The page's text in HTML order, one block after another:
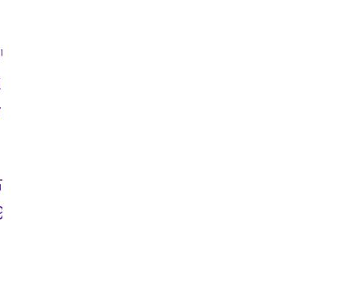
מבוגרים בבית אבות לגן ילדים, מסביר שאנשים מעל גיל
וזו סוגיה מורכבת", הוא אומר, "והעקרונות
"אם את לוקחת פגישת מחזור של חבר'ה מהתיכון בגיל 40,